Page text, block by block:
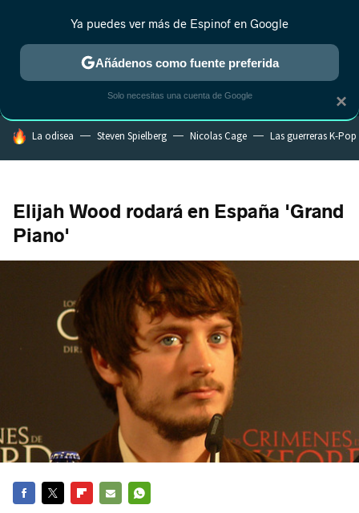
MENÚ NUEVO
ESTRENOS REALITY ANIME RANKINGS CINE
HOY SE HABLA DE
La odisea Steven Spielberg Nicolas Cage Las guerreras K-Pop
Elijah Wood rodará en España 'Grand
Piano'
×
Ya puedes ver más de Espinof en Google
Añádenos como fuente preferida
Solo necesitas una cuenta de Google